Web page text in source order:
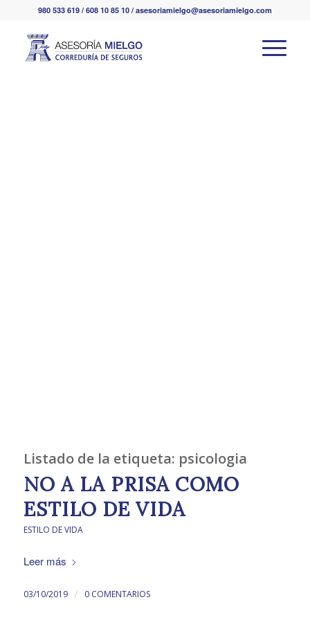
980 533 619 / 608 10 85 10 / asesoriamielgo@asesoriamielgo.com
Listado de la etiqueta: psicologia
NO A LA PRISA COMO
ESTILO DE VIDA
ESTILO DE VIDA
Leer más
03/10/2019 / 0 COMENTARIOS